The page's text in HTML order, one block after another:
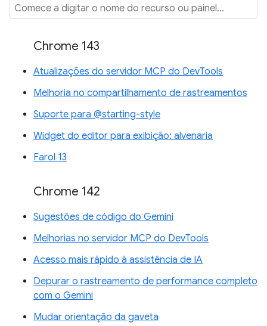
Chrome 143
Atualizações do servidor MCP do DevTools
Melhoria no compartilhamento de rastreamentos
Suporte para @starting-style
Widget do editor para exibição: alvenaria
Farol 13
Chrome 142
Sugestões de código do Gemini
Melhorias no servidor MCP do DevTools
Acesso mais rápido à assistência de IA
Depurar o rastreamento de performance completo
com o Gemini
Mudar orientação da gaveta